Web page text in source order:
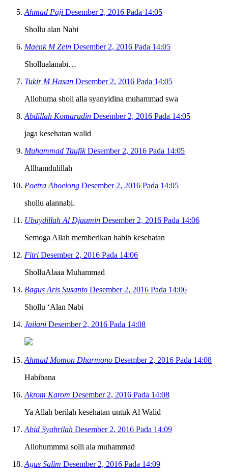
Ahmad Paji Desember 2, 2016 Pada 14:05
Shollu alan Nabi
Maenk M Zein Desember 2, 2016 Pada 14:05
Shollualanabi…
Tukir M Hasan Desember 2, 2016 Pada 14:05
Allohuma sholi alla syanyidina muhammad swa
Abdillah Komarudin Desember 2, 2016 Pada 14:05
jaga kesehatan walid
Muhammad Taufik Desember 2, 2016 Pada 14:05
Allhamdulillah
Poetra Aboelong Desember 2, 2016 Pada 14:05
shollu alannabi.
Ubaydillah Al Djaumin Desember 2, 2016 Pada 14:06
Semoga Allah memberikan habib kesehatan
Fitri Desember 2, 2016 Pada 14:06
SholluAlaaa Muhammad
Bagus Aris Susanto Desember 2, 2016 Pada 14:06
Shollu ‘Alan Nabi
Jailani Desember 2, 2016 Pada 14:08
Ahmad Momon Dharmono Desember 2, 2016 Pada 14:08
Habibana
Akrom Karom Desember 2, 2016 Pada 14:08
Ya Allah berilah kesehatan untuk Al Walid
Abid Syahrilah Desember 2, 2016 Pada 14:09
Allohummma solli ala muhammad
Agus Salim Desember 2, 2016 Pada 14:09